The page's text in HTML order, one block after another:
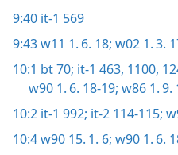
9:40 it-1 569
9:43w11 1. 6. 18; w02 1. 3.
10:1 bt 70; it-1 463, 1100,
w90 1. 6. 18-19; w86 1. 9.
10:2 it-1 992; it-2 114-115;
10:4w90 15. 1. 6; w90 1. 6.